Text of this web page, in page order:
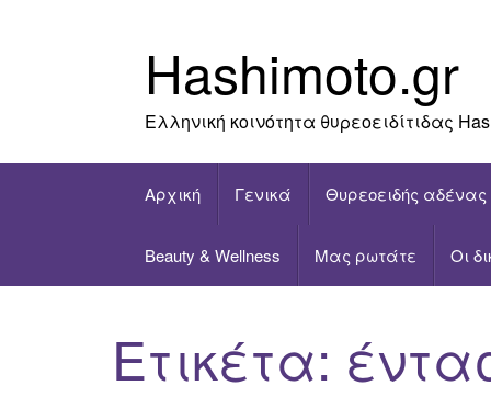
Hashimoto.gr
Ελληνική κοινότητα θυρεοειδίτιδας
Αρχική Γενικά Θυρεοειδής αδένας
Beauty & Wellness Μας ρωτάτε Οι
Ετικέτα: